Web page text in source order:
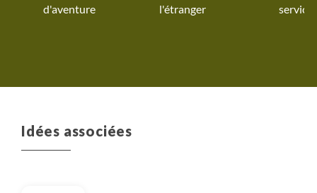
d'aventure
l'étranger
service
Idées associées